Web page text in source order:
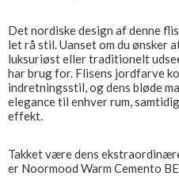
Det nordiske design af denne
let rå stil. Uanset om du ønsker
luksuriøst eller traditionelt
har brug for. Flisens jordfarve
indretningsstil, og dens bløde
elegance til enhver rum,
effekt.
Takket være dens
er Noormood Warm Cemento